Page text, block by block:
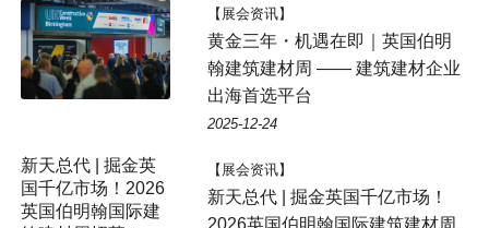
【展会资讯】
黄金三年・机遇在即｜英国伯明
翰建筑建材周 —— 建筑建材企业
出海首选平台
2025-12-24
新天总代 | 掘金英
国千亿市场！2026
英国伯明翰国际建
【展会资讯】
新天总代 | 掘金英国千亿市场！